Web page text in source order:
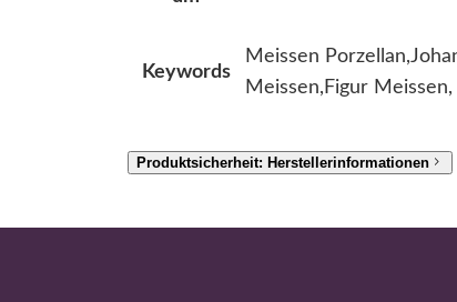
Keywords
Meissen
Meissen,Figur Meissen,
Produktsicherheit: Herstellerinformationen